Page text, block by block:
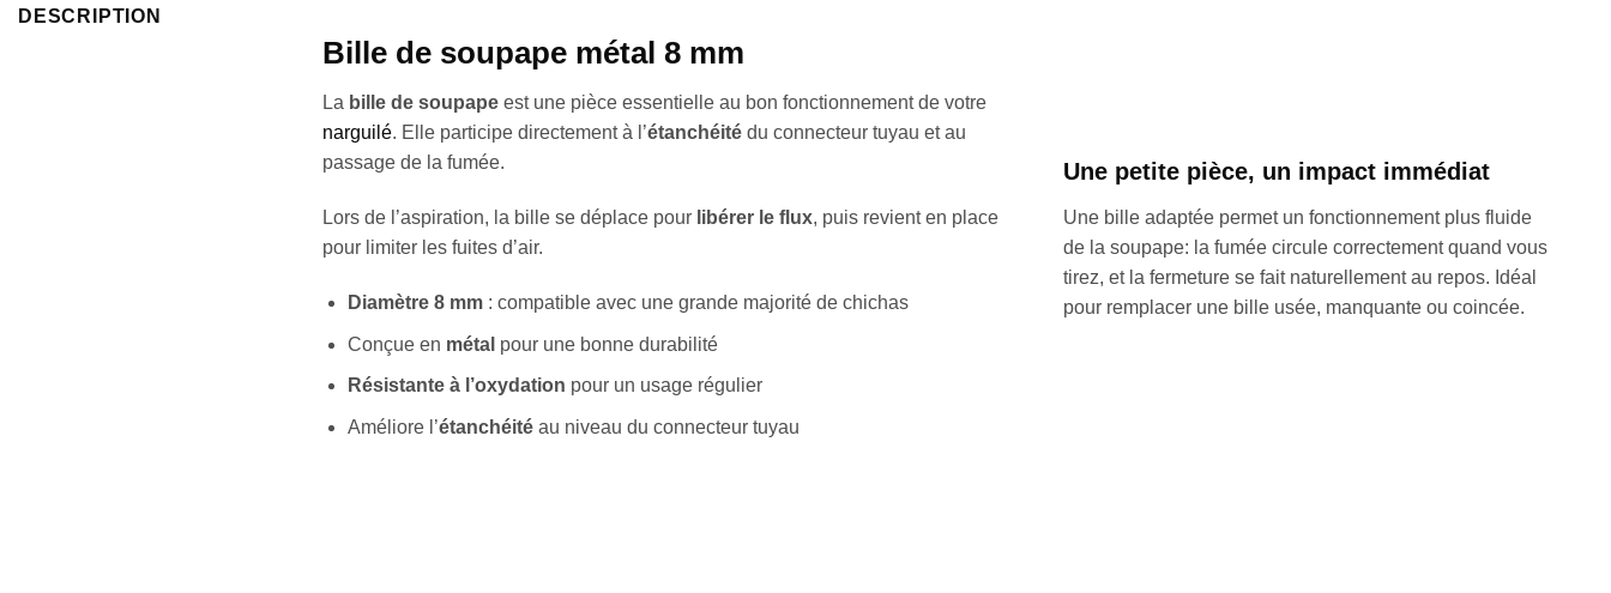
DESCRIPTION
Bille de soupape métal 8 mm
La bille de soupape est une pièce essentielle au bon fonctionnement de votre
narguilé. Elle participe directement à l’étanchéité du connecteur tuyau et au
passage de la fumée.
Lors de l’aspiration, la bille se déplace pour libérer le flux, puis revient en place
pour limiter les fuites d’air.
Diamètre 8 mm: compatible avec une grande majorité de chichas
Conçue en métal pour une bonne durabilité
Résistante à l’oxydation pour un usage régulier
Améliore l’étanchéitéau niveau du connecteur tuyau
Une petite pièce, un impact immédiat
Une bille adaptée permet un fonctionnement plus fluide
de la soupape: la fumée circule correctement quand vous
tirez, et la fermeture se fait naturellement au repos. Idéal
pour remplacer une bille usée, manquante ou coincée.